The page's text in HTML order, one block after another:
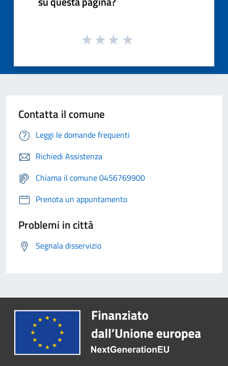
Contatta il comune
Leggi le domande frequenti
Richiedi Assistenza
Chiama il comune 0456769900
Prenota un appuntamento
Problemi in città
Segnala disservizio